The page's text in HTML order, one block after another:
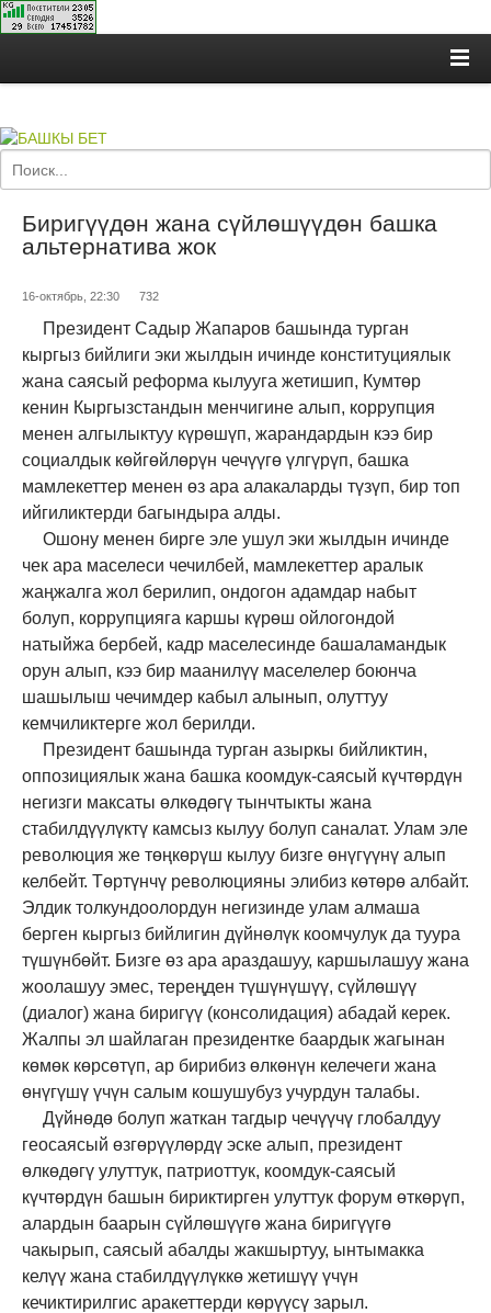
Биригүүдөн жана сүйлөшүүдөн башка
альтернатива жок
16-октябрь, 22:30 732
Президент Садыр Жапаров башында турган
кыргыз бийлиги эки жылдын ичинде конституциялык
жана саясый реформа кылууга жетишип, Кумтөр
кенин Кыргызстандын менчигине алып, коррупция
менен алгылыктуу күрөшүп, жарандардын кээ бир
социалдык көйгөйлөрүн чечүүгө үлгүрүп, башка
мамлекеттер менен өз ара алакаларды түзүп, бир топ
ийгиликтерди багындыра алды.
Ошону менен бирге эле ушул эки жылдын ичинде
чек ара маселеси чечилбей, мамлекеттер аралык
жаңжалга жол берилип, ондогон адамдар набыт
болуп, коррупцияга каршы күрөш ойлогондой
натыйжа бербей, кадр маселесинде башаламандык
орун алып, кээ бир маанилүү маселелер боюнча
шашылыш чечимдер кабыл алынып, олуттуу
кемчиликтерге жол берилди.
Президент башында турган азыркы бийликтин,
оппозициялык жана башка коомдук-саясый күчтөрдүн
негизги максаты өлкөдөгү тынчтыкты жана
стабилдүүлүктү камсыз кылуу болуп саналат. Улам эле
революция же төңкөрүш кылуу бизге өнүгүүнү алып
келбейт. Төртүнчү революцияны элибиз көтөрө албайт.
Элдик толкундоолордун негизинде улам алмаша
берген кыргыз бийлигин дүйнөлүк коомчулук да туура
түшүнбөйт. Бизге өз ара араздашуу, каршылашуу жана
жоолашуу эмес, тереңден түшүнүшүү, сүйлөшүү
(диалог) жана биригүү (консолидация) абадай керек.
Жалпы эл шайлаган президентке баардык жагынан
көмөк көрсөтүп, ар бирибиз өлкөнүн келечеги жана
өнүгүшү үчүн салым кошушубуз учурдун талабы.
Дүйнөдө болуп жаткан тагдыр чечүүчү глобалдуу
геосаясый өзгөрүүлөрдү эске алып, президент
өлкөдөгү улуттук, патриоттук, коомдук-саясый
күчтөрдүн башын бириктирген улуттук форум өткөрүп,
алардын баарын сүйлөшүүгө жана биригүүгө
чакырып, саясый абалды жакшыртуу, ынтымакка
келүү жана стабилдүүлүккө жетишүү үчүн
кечиктирилгис аракеттерди көрүүсү зарыл.